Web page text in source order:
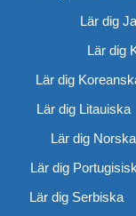
Lär dig
Lär dig
Lär dig
Lär dig Litauiska
Lär dig Norska
Lär dig
Lär dig Serbiska